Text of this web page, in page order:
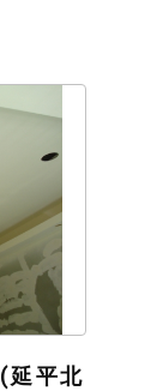
延平北